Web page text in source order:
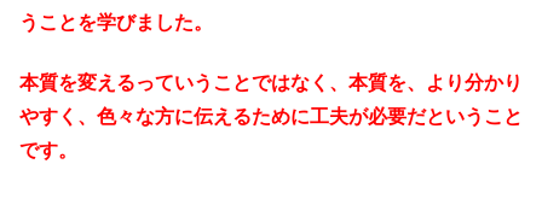
うことを学びました。
本質を変えるっていうことではなく、本質を、より分かり
やすく、色々な方に伝えるために工夫が必要だということ
です。